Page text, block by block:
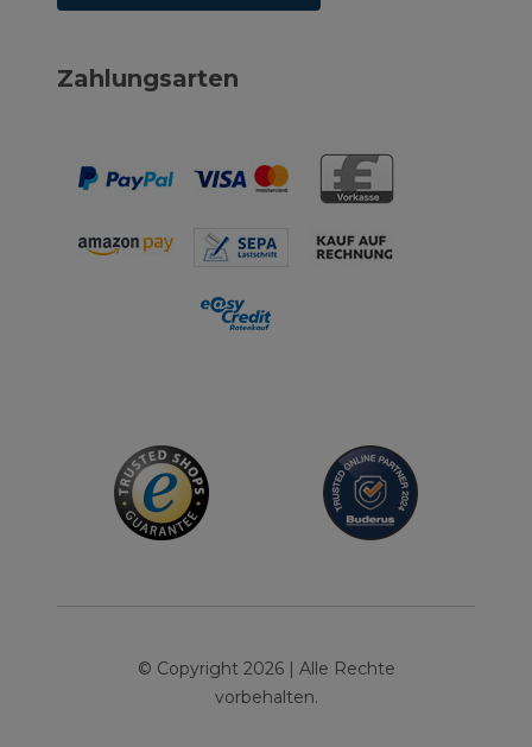
Zahlungsarten
© Copyright 2026 | Alle Rechte
vorbehalten.